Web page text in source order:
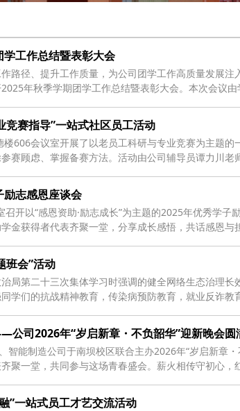
工作总结暨表彰大会
路径、提升工作质量，为公司团学工作高质量发展注
年秋季学期团学工作总结暨表彰大会。本次会议由
竞赛指导”一站式社区员工活动
606会议室开展了以老员工科研与专业竞赛为主题的
赛顾虑、掌握备赛方法。活动由公司辅导员谭力川老
志感恩座谈会
开以“感恩资助·励志成长”为主题的2025年优秀学子
金获得者代表齐聚一堂，分享成长感悟，共话感恩与
班会”活动
局第二十三次集体学习时强调的健全网络生态治理长
学们的抗战精神教育，传染病预防教育，就业反诈教
司2026年“岁启新章・不负韶华”迎新晚会圆
智能制造公司于南坝校区联合主办2026年“岁启新章
聚一堂，共同参与这场青春盛会。薪火相传守初心，
”一站式员工才艺交流活动